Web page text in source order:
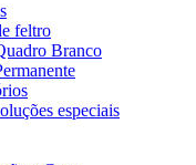
feltro
Branco
especiais